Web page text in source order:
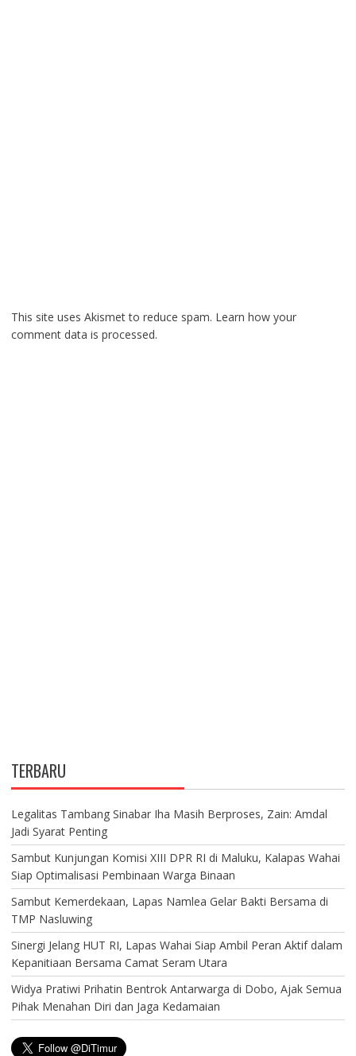
This site uses Akismet to reduce spam. Learn how your
comment data is processed.
TERBARU
Legalitas Tambang Sinabar Iha Masih Berproses, Zain: Amdal
Jadi Syarat Penting
Sambut Kunjungan Komisi XIII DPR RI di Maluku, Kalapas Wahai
Siap Optimalisasi Pembinaan Warga Binaan
Sambut Kemerdekaan, Lapas Namlea Gelar Bakti Bersama di
TMP Nasluwing
Sinergi Jelang HUT RI, Lapas Wahai Siap Ambil Peran Aktif dalam
Kepanitiaan Bersama Camat Seram Utara
Widya Pratiwi Prihatin Bentrok Antarwarga di Dobo, Ajak Semua
Pihak Menahan Diri dan Jaga Kedamaian